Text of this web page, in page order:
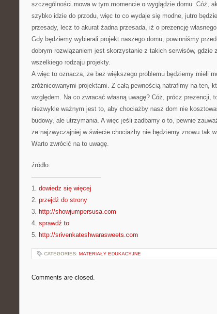
szczególności mowa w tym momencie o wyglądzie domu. Cóż,
szybko idzie do przodu, więc to co wydaje się modne, jutro
przesady, lecz to akurat żadna przesada, iż o prezencję
Gdy będziemy wybierali projekt naszego domu, powinniśmy
dobrym rozwiązaniem jest skorzystanie z takich serwisów, gdzie
wszelkiego rodzaju projekty.
A więc to oznacza, że bez większego problemu będziemy mieli
zróżnicowanymi projektami. Z całą pewnością natrafimy na ten,
względem. Na co zwracać własną uwagę? Cóż, prócz prezencji,
niezwykle ważnym jest to, aby chociażby nasz dom nie
budowy, ale utrzymania. A więc jeśli zadbamy o to, pewnie
że najzwyczajniej w świecie chociażby nie będziemy znowu tak
Warto zwrócić na to uwagę.
źródło:
———————————
1. dowiedz się więcej
2. przejdź do strony
3. http://showjumpersusa.com
4. sprawdź to
5. http://srivenkateshwarasweets.com
CATEGORIES: MATERIAŁY EDUKACYJNE
Comments are closed.